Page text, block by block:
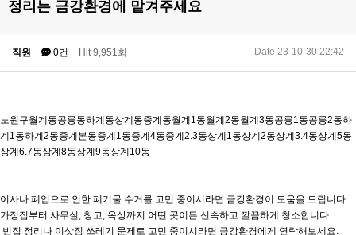
정리는 금강환경에 맡겨주세요
직원 0건 Hit 9,951회 Date 23-10-30 22:42
노원구월계동공릉동하계동상계동중계동월계1동월계2동월계3동공릉1동공릉2동하
계1동하계2동중계본동중계1동중계4동중계2.3동상계1동상계2동상계3.4동상계5동
상계6.7동상계8동상계9동상계10동
이사나 폐업으로 인한 폐기물 수거를 고민 중이시라면 금강환경이 도움을 드립니다.
가정집부터 사무실, 창고, 옥상까지 어떤 곳이든 신속하고 깔끔하게 청소합니다.
빈집 정리나 이삿짐 쓰레기 문제로 고민 중이시라면 금강환경에게 연락해보세요.